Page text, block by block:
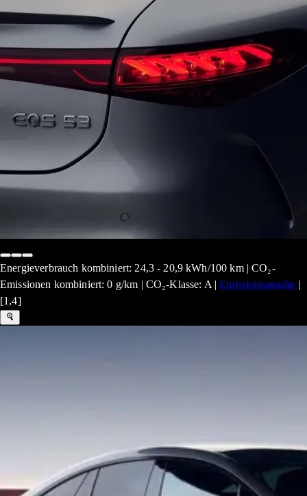
Energieverbrauch kombiniert: 24,3 - 20,9 kWh/100 km | CO₂-
Emissionen kombiniert: 0 g/km | CO₂-Klasse: A |Emissionsangabe |
[1,4]